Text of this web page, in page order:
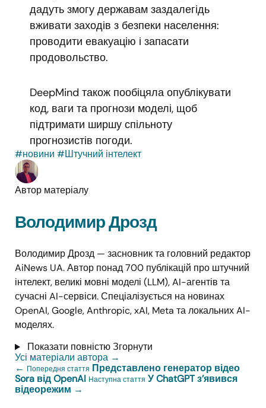
дадуть змогу державам заздалегідь
вживати заходів з безпеки населення:
проводити евакуацію і запасати
продовольство.
DeepMind також пообіцяла опублікувати
код, ваги та прогнози моделі, щоб
підтримати ширшу спільноту
прогнозистів погоди.
#новини #Штучний інтелект
Автор матеріалу
Володимир Дрозд
Володимир Дрозд — засновник та головний редактор
AiNews UA. Автор понад 700 публікацій про штучний
інтелект, великі мовні моделі (LLM), AI-агентів та
сучасні AI-сервіси. Спеціалізується на новинах
OpenAI, Google, Anthropic, xAI, Meta та локальних AI-
моделях.
Показати повністюЗгорнути
Усі матеріали автора →
← Попередня стаття Представлено генератор відео
Sora від OpenAI Наступна стаття У ChatGPT з’явився
відеорежим →